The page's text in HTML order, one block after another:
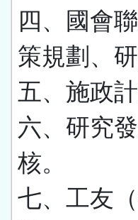
四、國會
策規劃、
五、施政
六、研究
核。
七、工友